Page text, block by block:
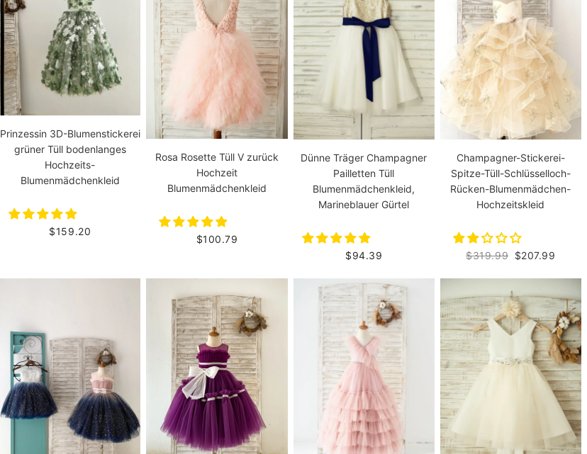
Prinzessin 3D-Blumenstickerei
grüner Tüll bodenlanges
Hochzeits-
Blumenmädchenkleid
$159.20
Rosa Rosette Tüll V zurück
Hochzeit
Blumenmädchenkleid
$100.79
Dünne Träger Champagner
Pailletten Tüll
Blumenmädchenkleid,
Marineblauer Gürtel
$94.39
Champagner-Stickerei-
Spitze-Tüll-Schlüsselloch-
Rücken-Blumenmädchen-
Hochzeitskleid
$319.99 $207.99